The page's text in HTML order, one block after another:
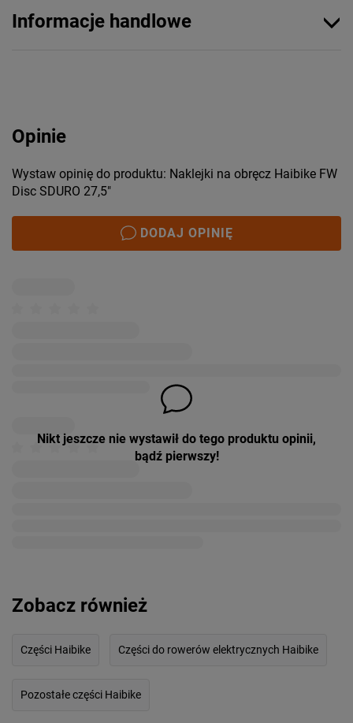
Informacje handlowe
Opinie
Wystaw opinię do produktu: Naklejki na obręcz Haibike FW
Disc SDURO 27,5"
DODAJ OPINIĘ
Nikt jeszcze nie wystawił do tego produktu opinii,
bądź pierwszy!
Zobacz również
Części Haibike Części do rowerów elektrycznych Haibike
Pozostałe części Haibike